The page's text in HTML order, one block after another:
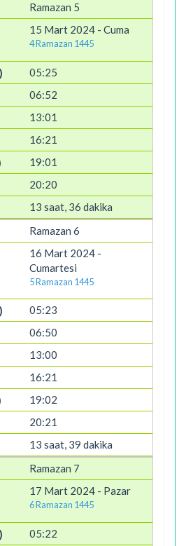
Ramazan 5
15 Mart 2024 - Cuma
4 Ramazan 1445
05:25
06:52
13:01
16:21
19:01
20:20
13 saat, 36 dakika
Ramazan 6
16 Mart 2024 -
Cumartesi
5 Ramazan 1445
05:23
06:50
13:00
16:21
19:02
20:21
13 saat, 39 dakika
Ramazan 7
17 Mart 2024 - Pazar
6 Ramazan 1445
05:22